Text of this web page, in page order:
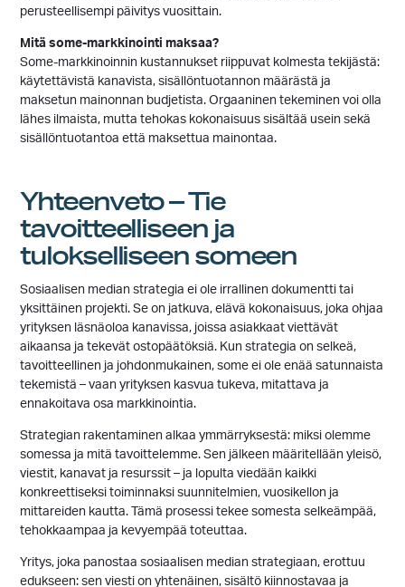
perusteellisempi päivitys vuosittain.
Mitä some-markkinointi maksaa?
Some-markkinoinnin kustannukset riippuvat kolmesta tekijästä:
käytettävistä kanavista, sisällöntuotannon määrästä ja
maksetun mainonnan budjetista. Orgaaninen tekeminen voi olla
lähes ilmaista, mutta tehokas kokonaisuus sisältää usein sekä
sisällöntuotantoa että maksettua mainontaa.
Yhteenveto – Tie
tavoitteelliseen ja
tulokselliseen someen
Sosiaalisen median strategia ei ole irrallinen dokumentti tai
yksittäinen projekti. Se on jatkuva, elävä kokonaisuus, joka ohjaa
yrityksen läsnäoloa kanavissa, joissa asiakkaat viettävät
aikaansa ja tekevät ostopäätöksiä. Kun strategia on selkeä,
tavoitteellinen ja johdonmukainen, some ei ole enää satunnaista
tekemistä – vaan yrityksen kasvua tukeva, mitattava ja
ennakoitava osa markkinointia.
Strategian rakentaminen alkaa ymmärryksestä: miksi olemme
somessa ja mitä tavoittelemme. Sen jälkeen määritellään yleisö,
viestit, kanavat ja resurssit – ja lopulta viedään kaikki
konkreettiseksi toiminnaksi suunnitelmien, vuosikellon ja
mittareiden kautta. Tämä prosessi tekee somesta selkeämpää,
tehokkaampaa ja kevyempää toteuttaa.
Yritys, joka panostaa sosiaalisen median strategiaan, erottuu
edukseen: sen viesti on yhtenäinen, sisältö kiinnostavaa ja